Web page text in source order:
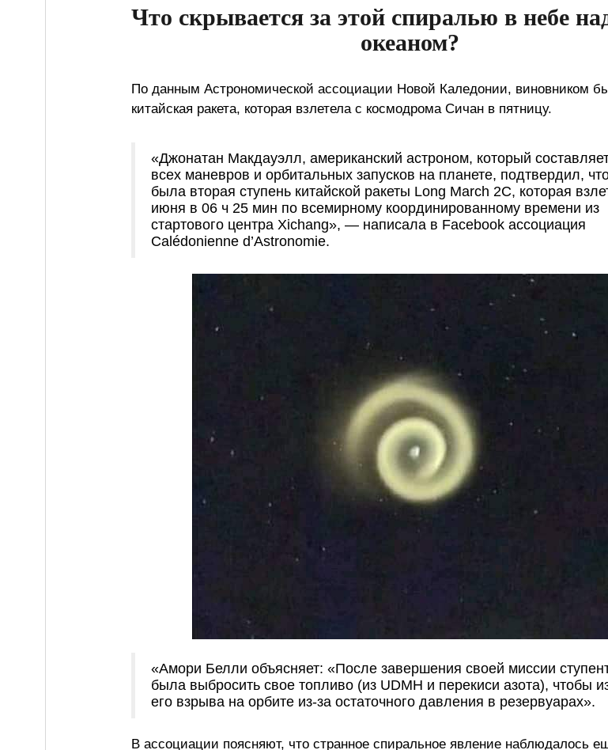
Что скрывается за этой спиралью в небе
океаном?
По данным Астрономической ассоциации Новой Каледонии, виновником
китайская ракета, которая взлетела с космодрома Сичан в пятницу.
«Джонатан Макдауэлл, американский астроном, который
всех маневров и орбитальных запусков на планете, подтвердил,
была вторая ступень китайской ракеты Long March 2C, которая
июня в 06 ч 25 мин по всемирному координированному времени из
стартового центра Xichang», — написала в Facebook ассоциация
Calédonienne d’Astronomie.
«Амори Белли объясняет: «После завершения своей миссии
была выбросить свое топливо (из UDMH и перекиси азота), чтобы
его взрыва на орбите из-за остаточного давления в резервуарах».
В ассоциации поясняют, что странное спиральное явление наблюдалось